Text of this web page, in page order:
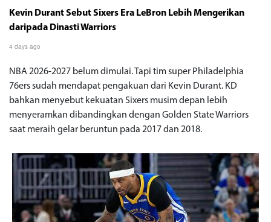
Kevin Durant Sebut Sixers Era LeBron Lebih Mengerikan
daripada Dinasti Warriors
4 days ago
NBA 2026-2027 belum dimulai. Tapi tim super Philadelphia
76ers sudah mendapat pengakuan dari Kevin Durant. KD
bahkan menyebut kekuatan Sixers musim depan lebih
menyeramkan dibandingkan dengan Golden State Warriors
saat meraih gelar beruntun pada 2017 dan 2018.